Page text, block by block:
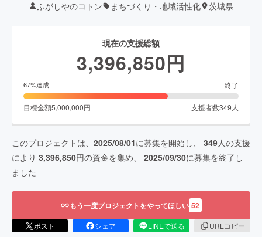
ふがしやのコトン まちづくり・地域活性化 茨城県
現在の支援総額
3,396,850円
67%達成 終了
目標金額5,000,000円 支援者数349 人
このプロジェクトは、 2025/08/01に募集を開始し、 349人の支援
により 3,396,850円の資金を集め、 2025/09/30に募集を終了し
ました
もう一度プロジェクトをやってほしい 52
ポスト シェア LINEで送る
URLコピー